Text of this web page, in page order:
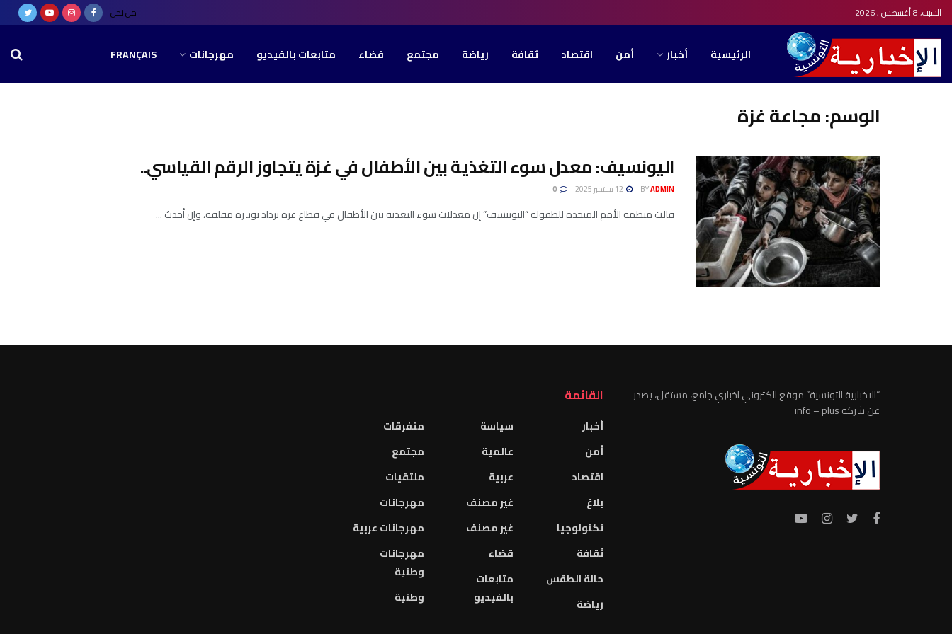
السبت, 8 أغسطس , 2026 من نحن
الرئيسية أخبار أمن اقتصاد ثقافة رياضة مجتمع قضاء متابعات بالفيديو مهرجانات FRANÇAIS
الوسم:مجاعة غزة
اليونسيف: معدل سوء التغذية بين الأطفال في غزة يتجاوز الرقم القياسي..
BYADMIN
قالت منظمة الأمم المتحدة للطفولة “اليونيسف” إن معدلات سوء التغذية بين الأطفال في قطاع غزة تزداد بوتيرة مقلقة، وإن أحدث ...
“الاخبارية التونسية” موقع الكتروني اخباري جامع، مستقل، يصدر
عن شركة info – plus
القائمة
أخبار
أمن
اقتصاد
بلاغ
تكنولوجيا
ثقافة
حالة الطقس
رياضة
سياسة
عالمية
عربية
غير مصنف
غير مصنف
قضاء
متابعات
بالفيديو
متفرقات
مجتمع
ملتقيات
مهرجانات
مهرجانات عربية
مهرجانات
وطنية
وطنية